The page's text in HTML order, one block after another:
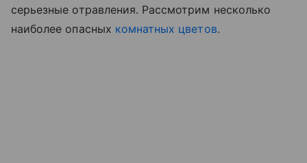
серьезные отравления. Рассмотрим несколько
наиболее опасных комнатных цветов.